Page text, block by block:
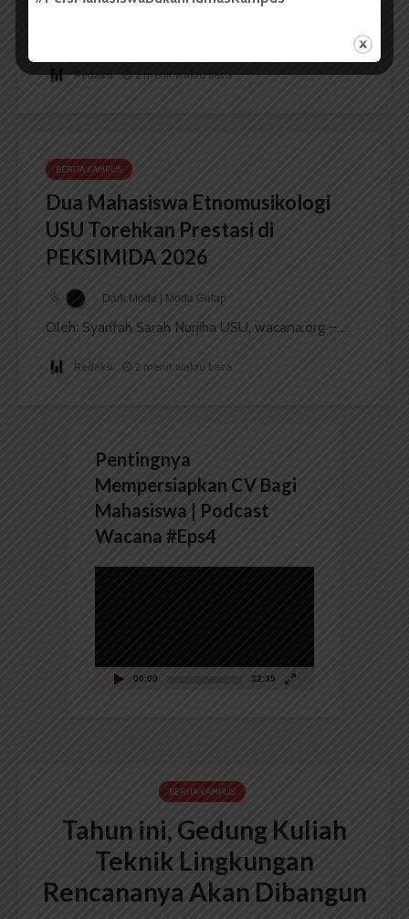
Dark Mode | Moda Gelap
Oleh: Iyusarah Pakpahan USU, wacana.org – Dua...
Redaksi 2 menit waktu baca
BERITA KAMPUS
Dua Mahasiswa Etnomusikologi
USU Torehkan Prestasi di
PEKSIMIDA 2026
Dark Mode | Moda Gelap
Oleh: Syarifah Sarah Nurjiha USU, wacana.org –...
Redaksi 2 menit waktu baca
Pentingnya
Mempersiapkan CV Bagi
Mahasiswa | Podcast
Wacana #Eps4
00:00 32:39
BERITA KAMPUS
Tahun ini, Gedung Kuliah
Teknik Lingkungan
Rencananya Akan Dibangun